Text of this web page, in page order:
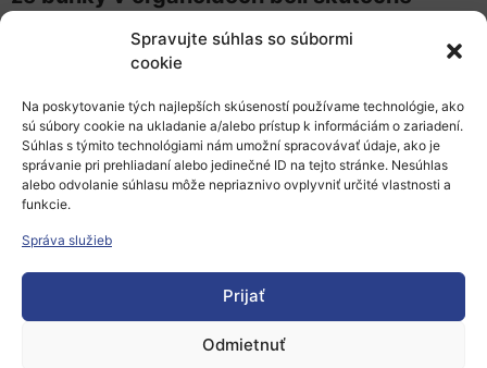
Spravujte súhlas so súbormi
cookie
Na poskytovanie tých najlepších skúseností používame technológie, ako
sú súbory cookie na ukladanie a/alebo prístup k informáciám o zariadení.
Súhlas s týmito technológiami nám umožní spracovávať údaje, ako je
správanie pri prehliadaní alebo jedinečné ID na tejto stránke. Nesúhlas
alebo odvolanie súhlasu môže nepriaznivo ovplyvniť určité vlastnosti a
funkcie.
Správa služieb
Prijať
Odmietnuť
infikované vírusom.
Okrem toho na meranie aktívnych
koncentrácií vírusu produkovaných
infikovanými organoidmi po rôznych
inkubačných časoch vedci použili takzvaný
test vírusových plakov. A skutočne: tento
test ukázal, že v organoidoch sietnice sa
vytvorilo nové potomstvo vírusu.
Ako uviedol Thomas Rauen, ktorý spolu s
Hansom Schölerom vedie projektovú